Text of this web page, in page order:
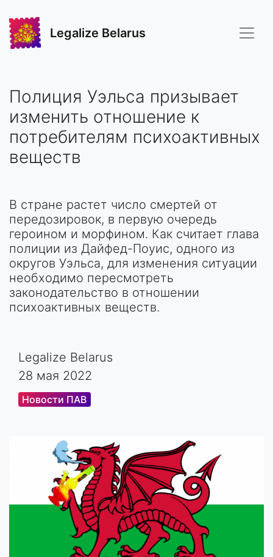
Legalize Belarus
Полиция Уэльса призывает
изменить отношение к
потребителям психоактивных
веществ
В стране растет число смертей от
передозировок, в первую очередь
героином и морфином. Как считает глава
полиции из Дайфед-Поуис, одного из
округов Уэльса, для изменения ситуации
необходимо пересмотреть
законодательство в отношении
психоактивных веществ.
Legalize Belarus
28 мая 2022
Новости ПАВ